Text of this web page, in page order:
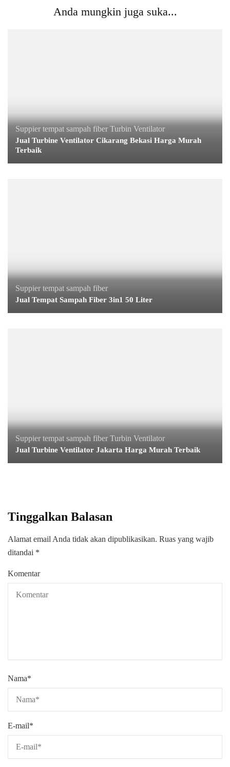
Anda mungkin juga suka...
Suppier tempat sampah fiber Turbin Ventilator
Jual Turbine Ventilator Cikarang Bekasi Harga Murah
Terbaik
Suppier tempat sampah fiber
Jual Tempat Sampah Fiber 3in1 50 Liter
Suppier tempat sampah fiber Turbin Ventilator
Jual Turbine Ventilator Jakarta Harga Murah Terbaik
Tinggalkan Balasan
Alamat email Anda tidak akan dipublikasikan. Ruas yang wajib
ditandai *
Komentar
Nama*
E-mail*